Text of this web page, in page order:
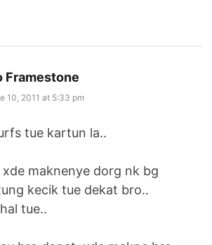
Framestone
10, 2011 at 5:33 pm
tue kartun la..
xde maknenye dorg nk bg
kecik tue dekat bro..
tue..